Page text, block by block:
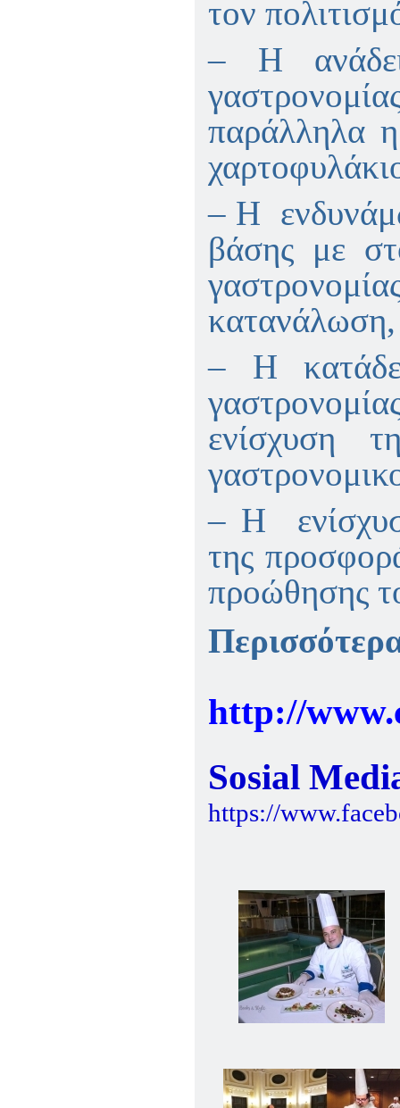
τον
– Η
παράλληλα
– Η
βάσης με
κατανάλωση,
– Η
ενίσχυση
– Η
της
προώθησης
http://
Sosial
https://